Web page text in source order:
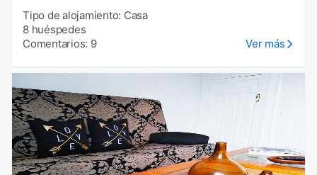
Tipo de alojamiento: Casa
8 huéspedes
Comentarios: 9
Ver más